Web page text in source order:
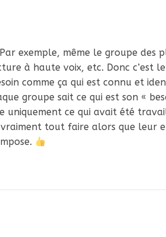
exemple, même le groupe des
à haute voix, etc. Donc c’est
comme ça qui est connu et
groupe sait ce qui est son «
uniquement ce qui avait été
tout faire alors que leur